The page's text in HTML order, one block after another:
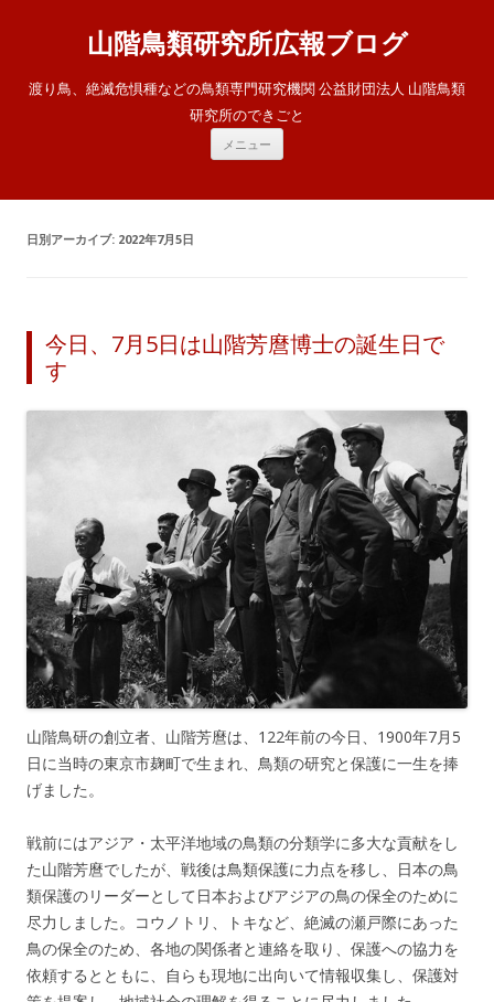
山階鳥類研究所広報ブログ
渡り鳥、絶滅危惧種などの鳥類専門研究機関 公益財団法人 山階鳥類
研究所のできごと
メニュー
ツ
日別アーカイブ: 2022年7月5日
今日、7月5日は山階芳麿博士の誕生日で
す
山階鳥研の創立者、山階芳麿は、122年前の今日、1900年7月5
日に当時の東京市麹町で生まれ、鳥類の研究と保護に一生を捧
げました。
戦前にはアジア・太平洋地域の鳥類の分類学に多大な貢献をし
た山階芳麿でしたが、戦後は鳥類保護に力点を移し、日本の鳥
類保護のリーダーとして日本およびアジアの鳥の保全のために
尽力しました。コウノトリ、トキなど、絶滅の瀬戸際にあった
鳥の保全のため、各地の関係者と連絡を取り、保護への協力を
依頼するとともに、自らも現地に出向いて情報収集し、保護対